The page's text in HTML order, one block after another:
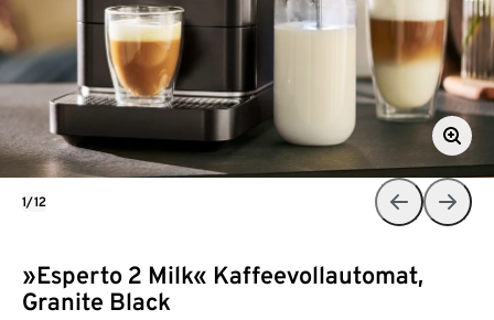
»Esperto 2 Milk« Kaffeevollautomat,
Granite Black
1/12